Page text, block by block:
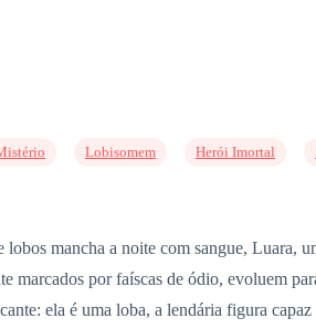
Lobisomem Herói Imortal
mancha a noite com sangue, Luara,
marcados por faíscas de ódio, evoluem
ela é uma loba, a lendária figura